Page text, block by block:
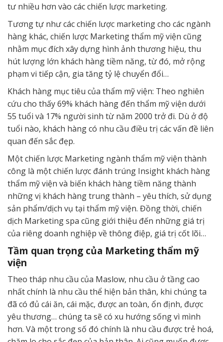
tư nhiều hơn vào các chiến lược marketing.
Tương tự như các chiến lược marketing cho các ngành
hàng khác, chiến lược Marketing thẩm mỹ viện cũng
nhằm mục đích xây dựng hình ảnh thương hiệu, thu
hút lượng lớn khách hàng tiềm năng, từ đó, mở rộng
phạm vi tiếp cận, gia tăng tỷ lệ chuyển đổi…
Khách hàng mục tiêu của thẩm mỹ viện: Theo nghiên
cứu cho thấy 69% khách hàng đến thẩm mỹ viện dưới
55 tuổi và 17% người sinh từ năm 2000 trở đi. Dù ở độ
tuổi nào, khách hàng có nhu cầu điều trị các vấn đề liên
quan đến sắc đẹp.
Một chiến lược Marketing ngành thẩm mỹ viện thành
công là một chiến lược đánh trúng Insight khách hàng
thẩm mỹ viện và biến khách hàng tiềm năng thành
những vị khách hàng trung thành – yêu thích, sử dụng
sản phẩm/dịch vụ tại thẩm mỹ viện. Đồng thời, chiến
dịch Marketing spa cũng giới thiệu đến những giá trị
của riêng doanh nghiệp về thông điệp, giá trị cốt lõi…
Tầm quan trọng của Marketing thẩm mỹ
viện
Theo tháp nhu cầu của Maslow, nhu cầu ở tầng cao
nhất chính là nhu cầu thể hiện bản thân, khi chúng ta
đã có đủ cái ăn, cái mặc, được an toàn, ổn định, được
yêu thương… chúng ta sẽ có xu hướng sống vì mình
hơn. Và một trong số đó chính là nhu cầu được trẻ hoá,